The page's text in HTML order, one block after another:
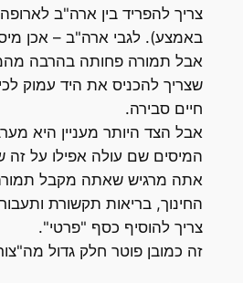
צריך להפריד בין ארה"ב לארופה
באמצע). לגבי ארה"ב – אכן
אבל תמורה פחותה בהרבה
שצריך להכניס את היד עמוק
חיים סבירה.
אבל הצד היותר מעניין היא מערב
המיסים שם עולה אפילו על זה
אתה מרגיש שאתה מקבל
החינוך, בריאות תקשורת
צריך להוסיף כסף "פרטי".
זה כמובן פוטר חלק גדול מה"צורך"